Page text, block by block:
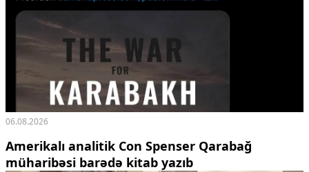
06.08.2026
Amerikalı analitik Con Spenser Qarabağ
müharibəsi barədə kitab yazıb